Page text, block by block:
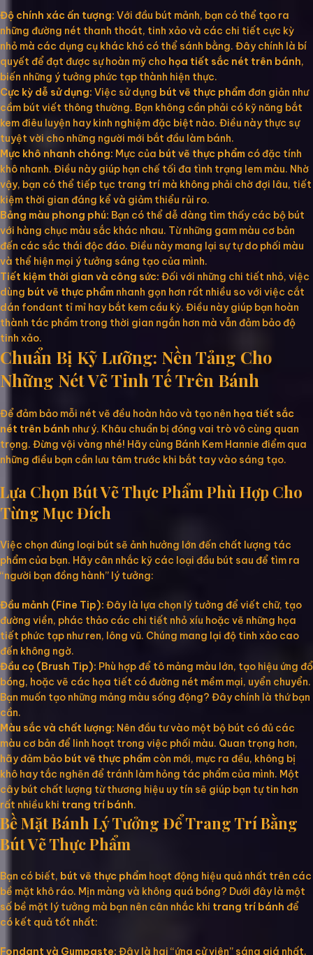
Độ chính xác ấn tượng: Với đầu bút mảnh, bạn có thể tạo ra
những đường nét thanh thoát, tinh xảo và các chi tiết cực kỳ
nhỏ mà các dụng cụ khác khó có thể sánh bằng. Đây chính là bí
quyết để đạt được sự hoàn mỹ cho họa tiết sắc nét trên bánh,
biến những ý tưởng phức tạp thành hiện thực.
Cực kỳ dễ sử dụng: Việc sử dụng bút vẽ thực phẩmđơn giản như
cầm bút viết thông thường. Bạn không cần phải có kỹ năng bắt
kem điêu luyện hay kinh nghiệm đặc biệt nào. Điều này thực sự
tuyệt vời cho những người mới bắt đầu làm bánh.
Mực khô nhanh chóng: Mực của bút vẽ thực phẩm có đặc tính
khô nhanh. Điều này giúp hạn chế tối đa tình trạng lem màu. Nhờ
vậy, bạn có thể tiếp tục trang trí mà không phải chờ đợi lâu, tiết
kiệm thời gian đáng kể và giảm thiểu rủi ro.
Bảng màu phong phú: Bạn có thể dễ dàng tìm thấy các bộ bút
với hàng chục màu sắc khác nhau. Từ những gam màu cơ bản
đến các sắc thái độc đáo. Điều này mang lại sự tự do phối màu
và thể hiện mọi ý tưởng sáng tạo của mình.
Tiết kiệm thời gian và công sức: Đối với những chi tiết nhỏ, việc
dùng bút vẽ thực phẩm nhanh gọn hơn rất nhiều so với việc cắt
dán fondant tỉ mỉ hay bắt kem cầu kỳ. Điều này giúp bạn hoàn
thành tác phẩm trong thời gian ngắn hơn mà vẫn đảm bảo độ
tinh xảo.
Chuẩn Bị Kỹ Lưỡng: Nền Tảng Cho
Những Nét Vẽ Tinh Tế Trên Bánh
Để đảm bảo mỗi nét vẽ đều hoàn hảo và tạo nên họa tiết sắc
nét trên bánh như ý. Khâu chuẩn bị đóng vai trò vô cùng quan
trọng. Đừng vội vàng nhé! Hãy cùng Bánh Kem Hannie điểm qua
những điều bạn cần lưu tâm trước khi bắt tay vào sáng tạo.
Lựa Chọn Bút Vẽ Thực Phẩm Phù Hợp Cho
Từng Mục Đích
Việc chọn đúng loại bút sẽ ảnh hưởng lớn đến chất lượng tác
phẩm của bạn. Hãy cân nhắc kỹ các loại đầu bút sau để tìm ra
“người bạn đồng hành” lý tưởng:
Đầu mảnh (Fine Tip): Đây là lựa chọn lý tưởng để viết chữ, tạo
đường viền, phác thảo các chi tiết nhỏ xíu hoặc vẽ những họa
tiết phức tạp như ren, lông vũ. Chúng mang lại độ tinh xảo cao
đến không ngờ.
Đầu cọ (Brush Tip): Phù hợp để tô mảng màu lớn, tạo hiệu ứng đổ
bóng, hoặc vẽ các họa tiết có đường nét mềm mại, uyển chuyển.
Bạn muốn tạo những mảng màu sống động? Đây chính là thứ bạn
cần.
Màu sắc và chất lượng: Nên đầu tư vào một bộ bút có đủ các
màu cơ bản để linh hoạt trong việc phối màu. Quan trọng hơn,
hãy đảm bảo bút vẽ thực phẩm còn mới, mực ra đều, không bị
khô hay tắc nghẽn để tránh làm hỏng tác phẩm của mình. Một
cây bút chất lượng từ thương hiệu uy tín sẽ giúp bạn tự tin hơn
rất nhiều khi trang trí bánh.
Bề Mặt Bánh Lý Tưởng Để Trang Trí Bằng
Bút Vẽ Thực Phẩm
Bạn có biết, bút vẽ thực phẩm hoạt động hiệu quả nhất trên các
bề mặt khô ráo. Mịn màng và không quá bóng? Dưới đây là một
số bề mặt lý tưởng mà bạn nên cân nhắc khi trang trí bánh để
có kết quả tốt nhất:
Fondant và Gumpaste: Đây là hai “ứng cử viên” sáng giá nhất.